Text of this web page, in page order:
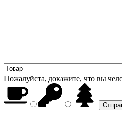
Пожалуйста, докажите, что вы